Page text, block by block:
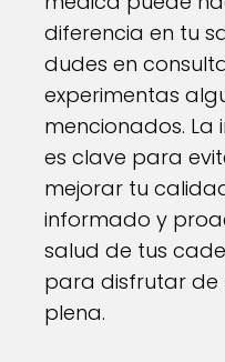
diferencia en tu
dudes en
experimentas
mencionados.
es clave para
mejorar tu
informado y
salud de tus
para disfrutar de
plena.